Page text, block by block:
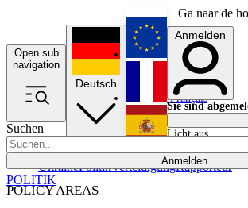
Ga naar de
Open sub
navigation
Suchen
Anmelden
POLICY AREAS
UkrainePolitikVerteidigungRapporteur
Deutsch
English
Français
Anmelden
Sie sind
Licht aus
POLITIK